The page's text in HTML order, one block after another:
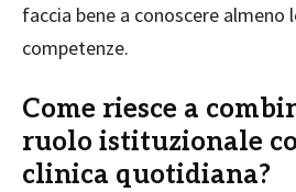
faccia bene a conoscere almeno
competenze.
Come riesce a
ruolo istituzionale
clinica quotidiana?